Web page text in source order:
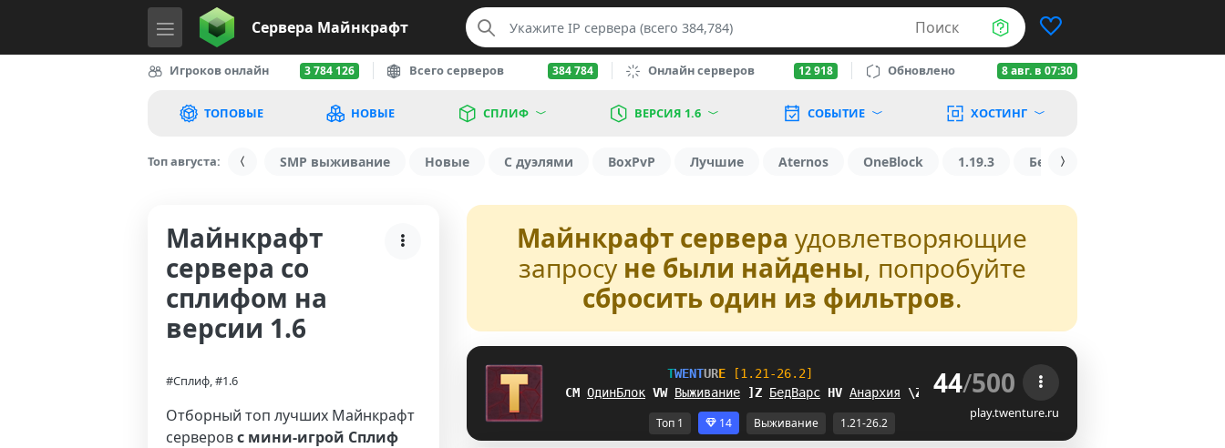
Сервера Майнкрафт Поиск
Игроков онлайн 3 784 126 Всего серверов 384 784 Онлайн серверов 12 918 Обновлено 8 авг. в 07:30
ТОПОВЫЕ НОВЫЕ СПЛИФ ВЕРСИЯ 1.6 СОБЫТИЕ ХОСТИНГ
Топ августа: SMP выживание Новые С дуэлями BoxPvP Лучшие Aternos OneBlock 1.19.3 БедВарс
Майнкрафт
сервера со
сплифом на
версии 1.6
#Сплиф, #1.6
Отборный топ лучших Майнкрафт
серверовс мини-игрой Сплиф
Майнкрафт сервера удовлетворяющие
запросу не были найдены, попробуйте
сбросить один из фильтров.
TWENTURE
[1.21-26.2]
_U ОдинБлок LT Выживание V M БедВарс @R Анархия ZF 44/500
play.twenture.ru
Топ 1 14 Выживание 1.21-26.2